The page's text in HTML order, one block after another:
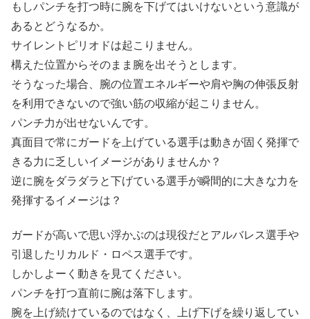
もしパンチを打つ時に腕を下げてはいけないという意識が
あるとどうなるか。
サイレントピリオドは起こりません。
構えた位置からそのまま腕を出そうとします。
そうなった場合、腕の位置エネルギーや肩や胸の伸張反射
を利用できないので強い筋の収縮が起こりません。
パンチ力が出せないんです。
真面目で常にガードを上げている選手は動きが固く発揮で
きる力に乏しいイメージがありませんか？
逆に腕をダラダラと下げている選手が瞬間的に大きな力を
発揮するイメージは？
ガードが高いで思い浮かぶのは現役だとアルバレス選手や
引退したリカルド・ロペス選手です。
しかしよーく動きを見てください。
パンチを打つ直前に腕は落下します。
腕を上げ続けているのではなく、上げ下げを繰り返してい